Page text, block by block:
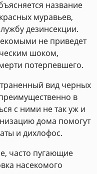
название
муравьев,
дезинсекции.
не приведет
шоком,
потерпевшего.
вид черных
в
с ними не так уж и
дома помогут
и дихлофос.
часто пугающие
насекомого